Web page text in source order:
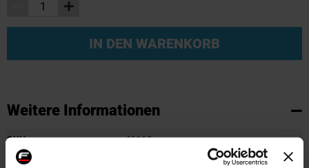
IN DEN WARENKORB
Weitere Informationen
Weitere
Informationen
SKU
46119
Marke